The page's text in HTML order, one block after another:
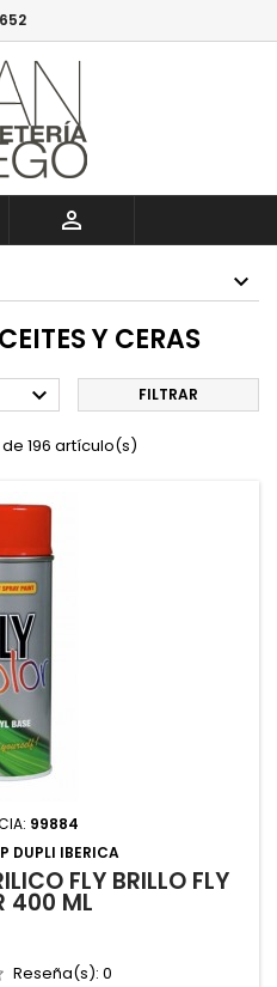

Y CERAS
 FILTRAR
196 artículo(s)
99884
DUPLI IBERICA
FLY BRILLO FLY
400 ML
Reseña(s): 0